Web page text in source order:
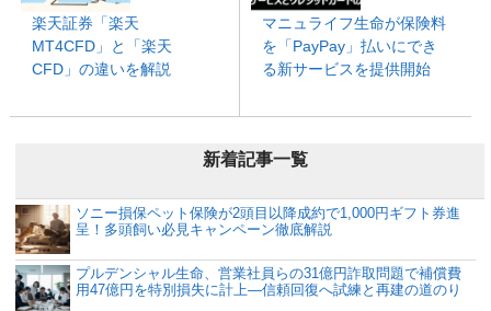
楽天証券「楽天
MT4CFD」と「楽天
CFD」の違いを解説
マニュライフ生命が保険料
を「PayPay」払いにでき
る新サービスを提供開始
新着記事一覧
ソニー損保ペット保険が2頭目以降成約で1,000円ギフト券進
呈！多頭飼い必見キャンペーン徹底解説
プルデンシャル生命、営業社員らの31億円詐取問題で補償費
用47億円を特別損失に計上―信頼回復へ試練と再建の道のり